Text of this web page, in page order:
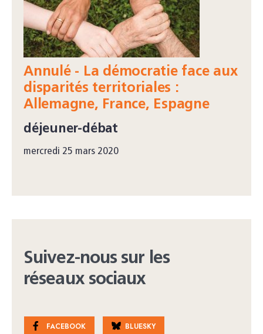
Annulé - La démocratie face aux
disparités territoriales :
Allemagne, France, Espagne
déjeuner-débat
mercredi 25 mars 2020
Suivez-nous sur les
réseaux sociaux
FACEBOOK BLUESKY